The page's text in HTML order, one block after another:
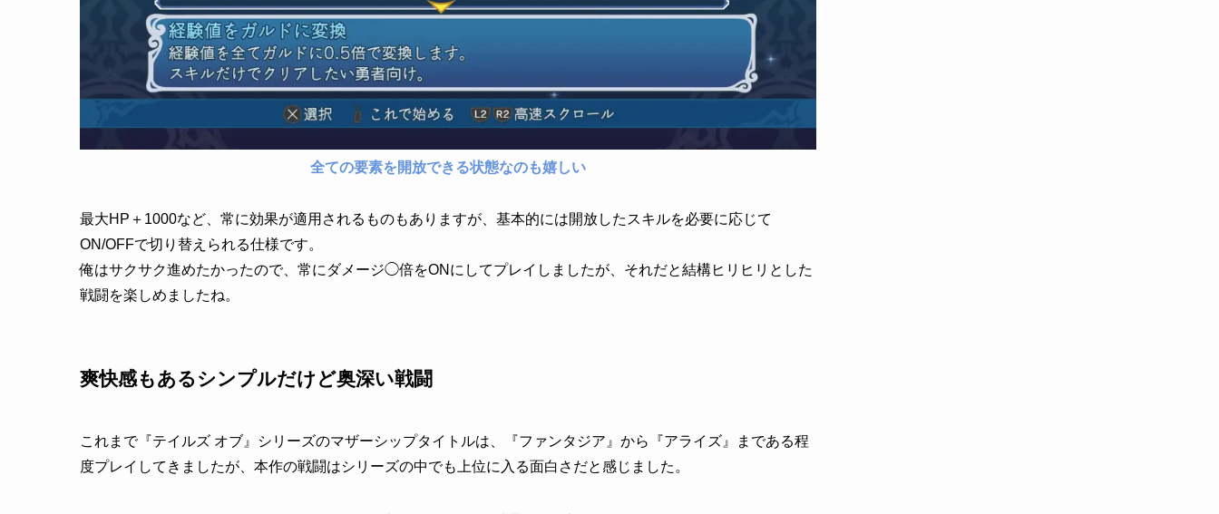
全ての要素を開放できる状態なのも嬉しい
最大HP＋1000など、常に効果が適用されるものもありますが、基本的には開放したスキルを必要に応じて
ON/OFFで切り替えられる仕様です。
俺はサクサク進めたかったので、常にダメージ◯倍をONにしてプレイしましたが、それだと結構ヒリヒリとした
戦闘を楽しめましたね。
爽快感もあるシンプルだけど奥深い戦闘
これまで『テイルズ オブ』シリーズのマザーシップタイトルは、『ファンタジア』から『アライズ』まである程
度プレイしてきましたが、本作の戦闘はシリーズの中でも上位に入る面白さだと感じました。